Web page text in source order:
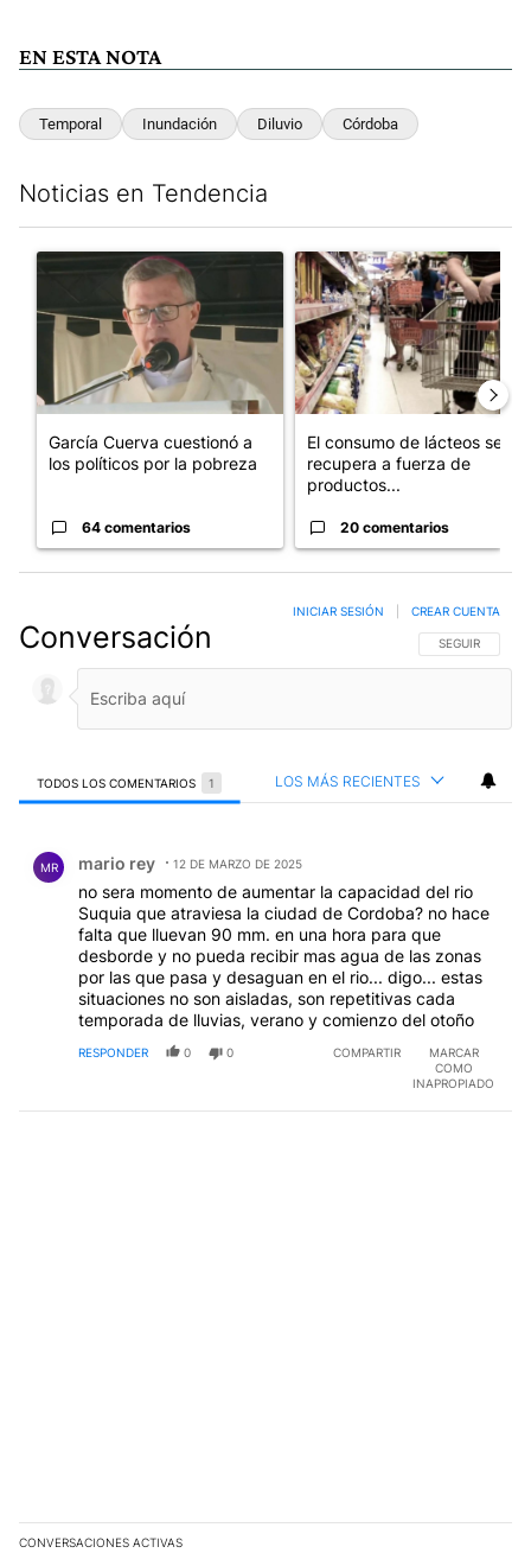
EN ESTA NOTA
Temporal Inundación Diluvio Córdoba
Noticias en Tendencia
Un artículo de tendencia con el título "García Cuerva
García Cuerva cuestionó a
los políticos por la pobreza
64 comentarios
Un artículo de tendencia con
El consumo de lácteos se
recupera a fuerza de
productos...
20 comentarios
Conversación SIGA ESTA
SEGUIR
INICIAR SESIÓN CREAR CUENTA
TODOS LOS COMENTARIOS 1 LOS MÁS RECIENTES
MR mario rey 12 DE MARZO DE 2025
no sera momento de aumentar la capacidad del rio
Suquia que atraviesa la ciudad de Cordoba? no hace
falta que lluevan 90 mm. en una hora para que
desborde y no pueda recibir mas agua de las zonas
por las que pasa y desaguan en el rio... digo... estas
situaciones no son aisladas, son repetitivas cada
temporada de lluvias, verano y comienzo del otoño
RESPONDER 0 0 COMPARTIR
MARCAR
COMO
INAPROPIADO
CONVERSACIONES ACTIVAS